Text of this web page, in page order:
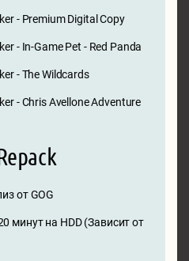
- Premium Digital Copy
- In-Game Pet - Red Panda
- The Wildcards
- Chris Avellone Adventure
от GOG
минут на HDD (Зависит от